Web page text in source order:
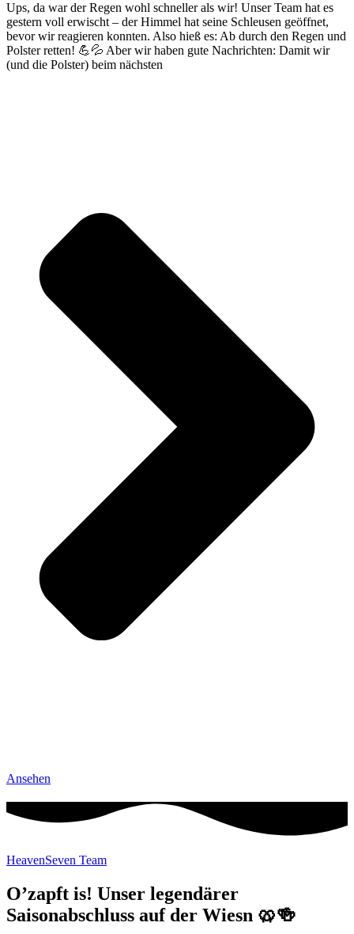
Ups, da war der Regen wohl schneller als wir! Unser Team hat es
gestern voll erwischt – der Himmel hat seine Schleusen geöffnet,
bevor wir reagieren konnten. Also hieß es: Ab durch den Regen und
Polster retten! 💪💦 Aber wir haben gute Nachrichten: Damit wir
(und die Polster) beim nächsten
Ansehen
HeavenSeven Team
O’zapft is! Unser legendärer
Saisonabschluss auf der Wiesn 🥨🍻